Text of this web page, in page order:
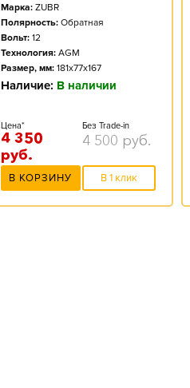
Марка: ZUBR
Полярность: Обратная
Вольт: 12
Технология: AGM
Размер, мм: 181x77x167
Наличие: В наличии
Цена*
4 350
руб.
Без Trade-in
4 500 руб.
В КОРЗИНУ В 1 клик